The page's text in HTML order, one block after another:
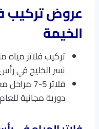
عروض تركيب
الخيمة
نسر الخليج في
فلاتر 5-
دورية مجانية